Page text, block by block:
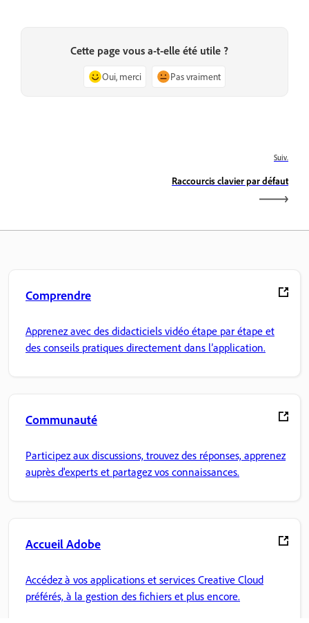
Cette page vous a-t-elle été utile ?
Oui, merci Pas vraiment
Suiv.
Raccourcis clavier par défaut
Comprendre
Apprenez avec des didacticiels vidéo étape par étape et
des conseils pratiques directement dans l’application.
Communauté
Participez aux discussions, trouvez des réponses, apprenez
auprès d'experts et partagez vos connaissances.
Accueil Adobe
Accédez à vos applications et services Creative Cloud
préférés, à la gestion des fichiers et plus encore.